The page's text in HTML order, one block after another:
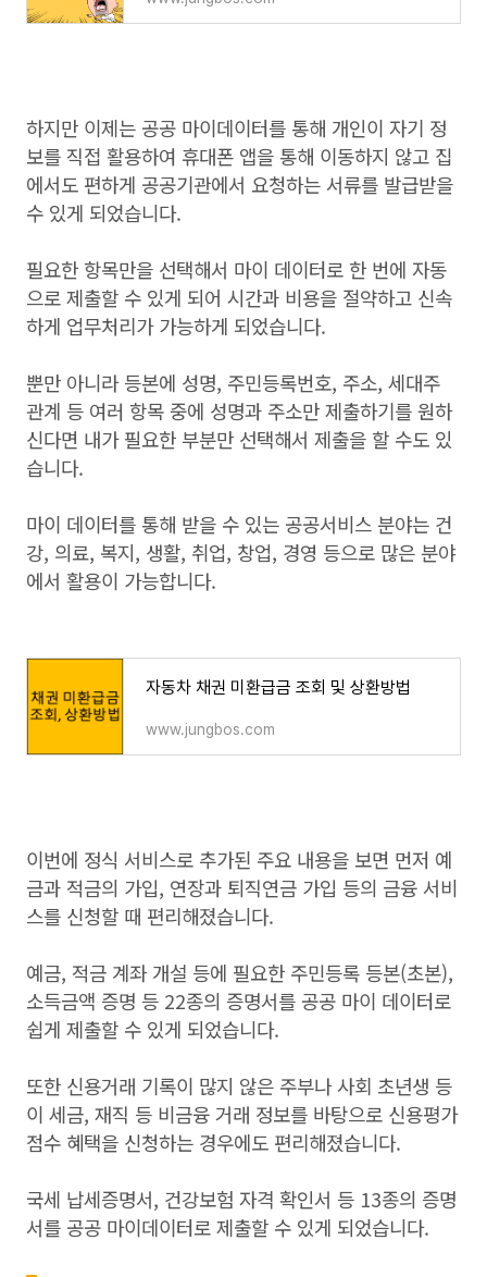
하지만 이제는 공공 마이데이터를 통해 개인이 자기 정
보를 직접 활용하여 휴대폰 앱을 통해 이동하지 않고 집
에서도 편하게 공공기관에서 요청하는 서류를 발급받을
수 있게 되었습니다.
필요한 항목만을 선택해서 마이 데이터로 한 번에 자동
으로 제출할 수 있게 되어 시간과 비용을 절약하고 신속
하게 업무처리가 가능하게 되었습니다.
뿐만 아니라 등본에 성명, 주민등록번호, 주소, 세대주
관계 등 여러 항목 중에 성명과 주소만 제출하기를 원하
신다면 내가 필요한 부분만 선택해서 제출을 할 수도 있
습니다.
마이 데이터를 통해 받을 수 있는 공공서비스 분야는 건
강, 의료, 복지, 생활, 취업, 창업, 경영 등으로 많은 분야
에서 활용이 가능합니다.
자동차 채권 미환급금 조회 및 상환방법
www.jungbos.com
이번에 정식 서비스로 추가된 주요 내용을 보면 먼저 예
금과 적금의 가입, 연장과 퇴직연금 가입 등의 금융 서비
스를 신청할 때 편리해졌습니다.
예금, 적금 계좌 개설 등에 필요한 주민등록 등본(초본),
소득금액 증명 등 22종의 증명서를 공공 마이 데이터로
쉽게 제출할 수 있게 되었습니다.
또한 신용거래 기록이 많지 않은 주부나 사회 초년생 등
이 세금, 재직 등 비금융 거래 정보를 바탕으로 신용평가
점수 혜택을 신청하는 경우에도 편리해졌습니다.
국세 납세증명서, 건강보험 자격 확인서 등 13종의 증명
서를 공공 마이데이터로 제출할 수 있게 되었습니다.